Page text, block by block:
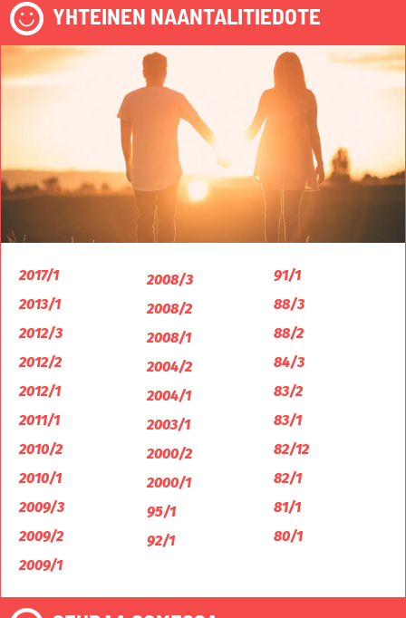
YHTEINEN NAANTALITIEDOTE
2017/1
2013/1
2012/3
2012/2
2012/1
2011/1
2010/2
2010/1
2009/3
2009/2
2009/1
2008/3
2008/2
2008/1
2004/2
2004/1
2003/1
2000/2
2000/1
95/1
92/1
91/1
88/3
88/2
84/3
83/2
83/1
82/12
82/1
81/1
80/1